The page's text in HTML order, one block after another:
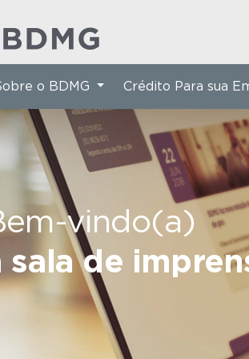
vindo(a)
sala de
o BDMG Crédito Para sua